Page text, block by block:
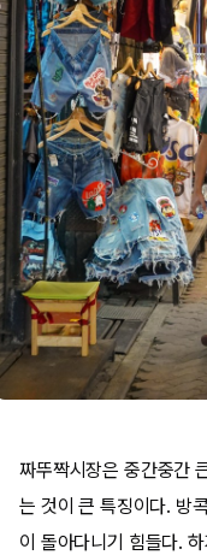
짜뚜짝시장은 중간중간
는 것이 큰 특징이다. 방
이 돌아다니기 힘들다.